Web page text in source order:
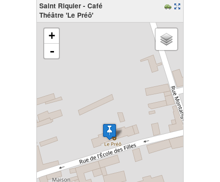
Saint Riquier - Café
Théâtre 'Le Préô'
chargement de la carte - veuillez patienter...
+
-